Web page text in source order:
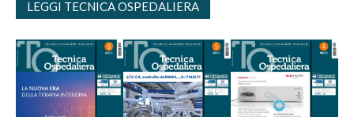
LEGGI TECNICA OSPEDALIERA